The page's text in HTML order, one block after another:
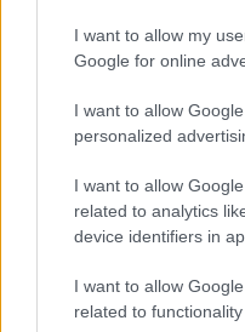
I want to allow my
Google for online
I want to allow
personalized
I want to allow
related to analytics
device identifiers in
I want to allow
related to
το κάνουν χωρίς